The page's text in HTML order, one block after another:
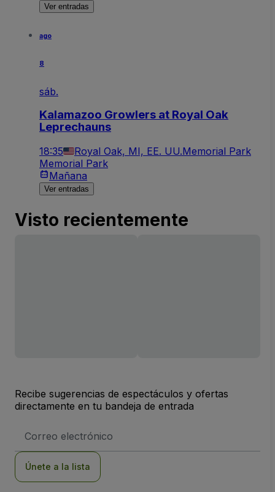
Ver entradas
ago
8
sáb.
Kalamazoo Growlers at Royal Oak
Leprechauns
18:35 Royal Oak, MI, EE. UU.Memorial Park
Memorial Park
Mañana
Ver entradas
Visto recientemente
Recibe sugerencias de espectáculos y ofertas
directamente en tu bandeja de entrada
de
Únete a la lista